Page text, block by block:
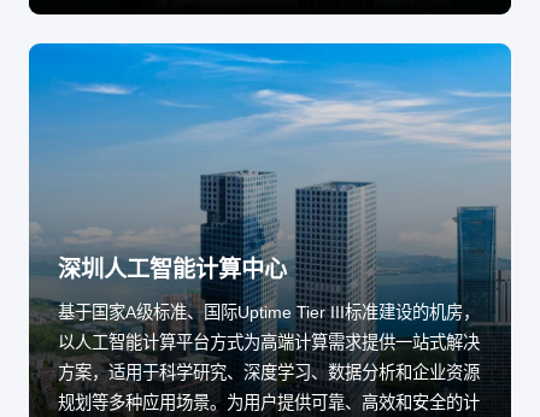
深圳人工智能计算中心
基于国家A级标准、国际Uptime Tier III标准建设的机房，
以人工智能计算平台方式为高端计算需求提供一站式解决
方案，适用于科学研究、深度学习、数据分析和企业资源
规划等多种应用场景。为用户提供可靠、高效和安全的计